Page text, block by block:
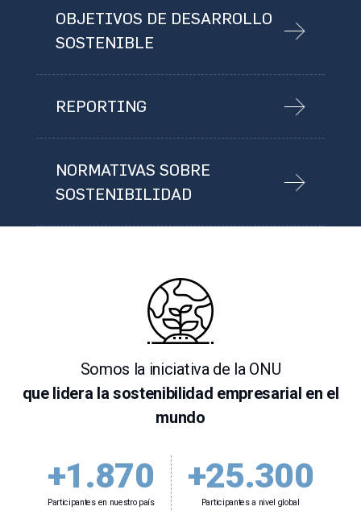
OBJETIVOS DE DESARROLLO
SOSTENIBLE
REPORTING
NORMATIVAS SOBRE
SOSTENIBILIDAD
Somos la iniciativa de la ONU
que lidera la sostenibilidad empresarial en el
mundo
+1.870
Participantes en nuestro país
+25.300
Participantes a nivel global